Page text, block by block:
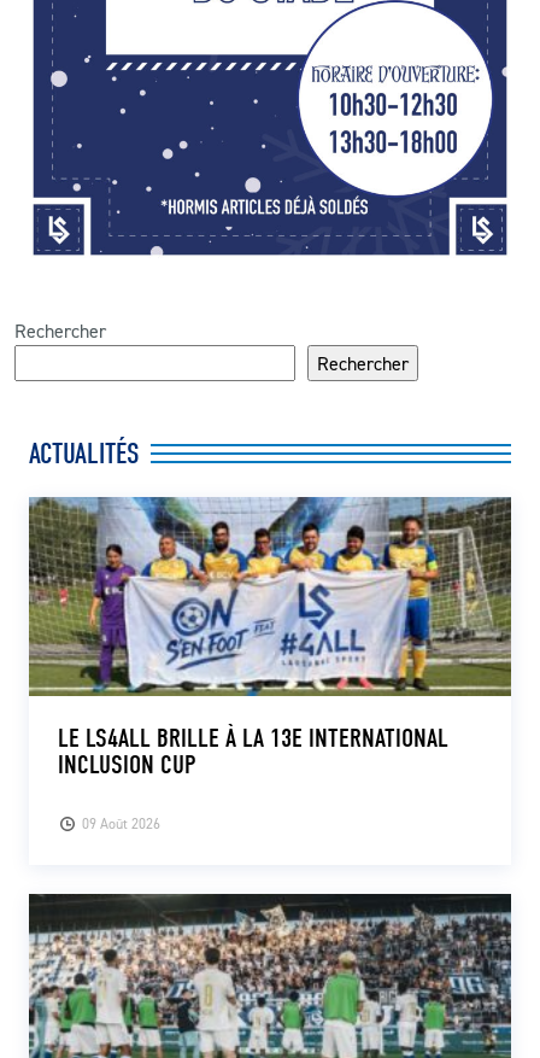
Rechercher
Rechercher
ACTUALITÉS
09 Août 2026
LE LS4ALL BRILLE À LA 13E INTERNATIONAL
INCLUSION CUP